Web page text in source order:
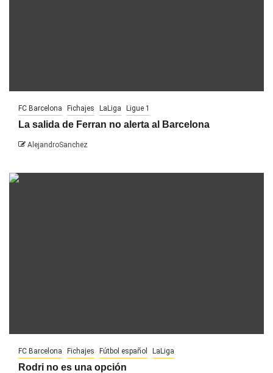
FC Barcelona Fichajes LaLiga Ligue 1
La salida de Ferran no alerta al Barcelona
AlejandroSanchez
FC Barcelona Fichajes Fútbol español LaLiga
Rodri no es una opción